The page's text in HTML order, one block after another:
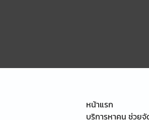
หน้าแรก
บริการหาคน ช่วยจั